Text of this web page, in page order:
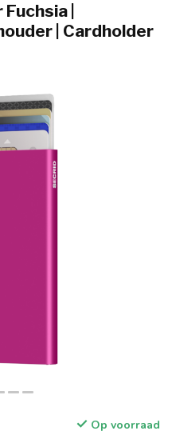
|
| Cardholder
Op voorraad